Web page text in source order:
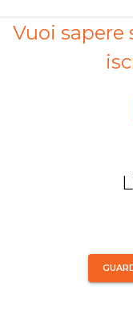
Vuoi sapere